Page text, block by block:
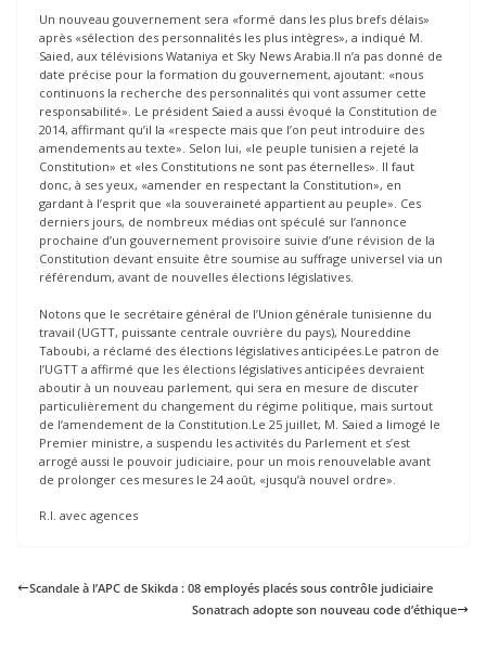
Un nouveau gouvernement sera «formé dans les plus brefs délais»
après «sélection des personnalités les plus intègres», a indiqué M.
Saied, aux télévisions Wataniya et Sky News Arabia.Il n’a pas donné de
date précise pour la formation du gouvernement, ajoutant: «nous
continuons la recherche des personnalités qui vont assumer cette
responsabilité». Le président Saied a aussi évoqué la Constitution de
2014, affirmant qu’il la «respecte mais que l’on peut introduire des
amendements au texte». Selon lui, «le peuple tunisien a rejeté la
Constitution» et «les Constitutions ne sont pas éternelles». Il faut
donc, à ses yeux, «amender en respectant la Constitution», en
gardant à l’esprit que «la souveraineté appartient au peuple». Ces
derniers jours, de nombreux médias ont spéculé sur l’annonce
prochaine d’un gouvernement provisoire suivie d’une révision de la
Constitution devant ensuite être soumise au suffrage universel via un
référendum, avant de nouvelles élections législatives.
Notons que le secrétaire général de l’Union générale tunisienne du
travail (UGTT, puissante centrale ouvrière du pays), Noureddine
Taboubi, a réclamé des élections législatives anticipées.Le patron de
l’UGTT a affirmé que les élections législatives anticipées devraient
aboutir à un nouveau parlement, qui sera en mesure de discuter
particulièrement du changement du régime politique, mais surtout
de l’amendement de la Constitution.Le 25 juillet, M. Saied a limogé le
Premier ministre, a suspendu les activités du Parlement et s’est
arrogé aussi le pouvoir judiciaire, pour un mois renouvelable avant
de prolonger ces mesures le 24 août, «jusqu’à nouvel ordre».
R.I. avec agences
Scandale à l’APC de Skikda : 08 employés placés sous contrôle judiciaire
Sonatrach adopte son nouveau code d’éthique